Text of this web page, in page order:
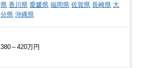
県 香川県 愛媛県 福岡県 佐賀県 長崎県 大
分県 沖縄県
380～420万円